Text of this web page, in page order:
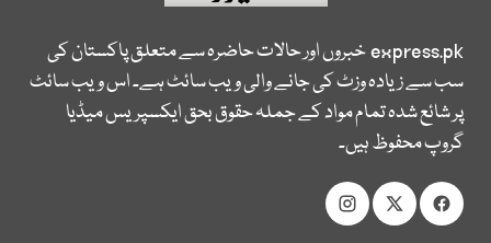
express.pkخبروں اور حالات حاضرہ سے متعلق پاکستان کی
سب سے زیادہ وزٹ کی جانے والی ویب سائٹ ہے۔ اس ویب سائٹ
پر شائع شدہ تمام مواد کے جملہ حقوق بحق ایکسپریس میڈیا
گروپ محفوظ ہیں۔